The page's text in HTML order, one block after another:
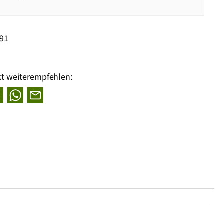
weiterempfehlen: